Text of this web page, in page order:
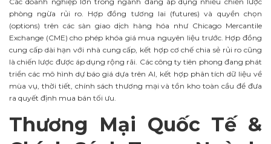
phòng ngừa rủi ro. Hợp đồng tương lai (futures) và quyền chọn
(options) trên các sàn giao dịch hàng hóa như Chicago Mercantile
Exchange (CME) cho phép khóa giá mua nguyên liệu trước. Hợp đồng
cung cấp dài hạn với nhà cung cấp, kết hợp cơ chế chia sẻ rủi ro cũng
là chiến lược được áp dụng rộng rãi. Các công ty tiên phong đang phát
triển các mô hình dự báo giá dựa trên AI, kết hợp phân tích dữ liệu về
mùa vụ, thời tiết, chính sách thương mại và tồn kho toàn cầu để đưa
ra quyết định mua bán tối ưu.
Thương Mại Quốc Tế &